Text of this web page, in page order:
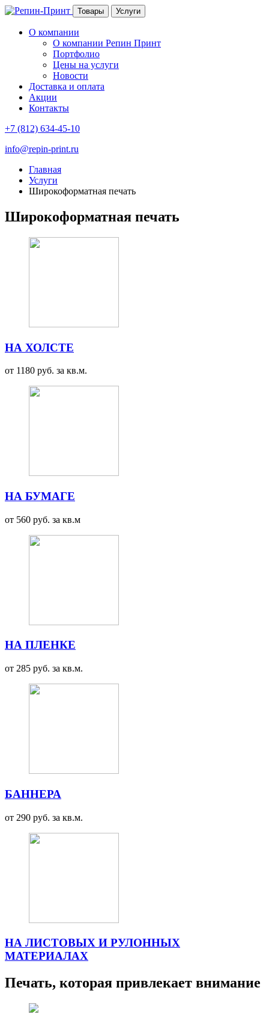
Товары Услуги
О компании
О компании Репин Принт
Портфолио
Цены на услуги
Новости
Доставка и оплата
Акции
Контакты
+7 (812) 634-45-10
info@repin-print.ru
Главная
Услуги
Широкоформатная печать
Широкоформатная печать
НА ХОЛСТЕ
от 1180 руб. за кв.м.
НА БУМАГЕ
от 560 руб. за кв.м
НА ПЛЕНКЕ
от 285 руб. за кв.м.
БАННЕРА
от 290 руб. за кв.м.
НА ЛИСТОВЫХ И РУЛОННЫХ
МАТЕРИАЛАХ
Печать, которая привлекает внимание